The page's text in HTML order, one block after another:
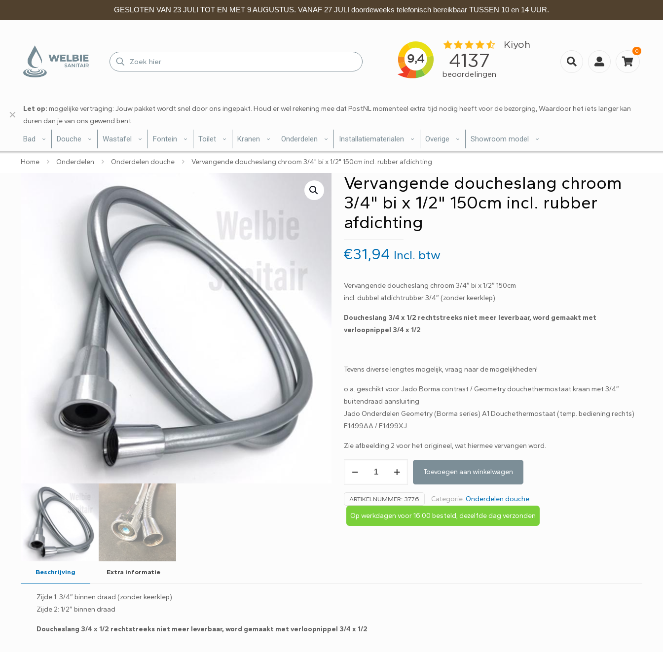
GESLOTEN VAN 23 JULI TOT EN MET 9 AUGUSTUS. VANAF 27 JULI doordeweeks telefonisch bereikbaar TUSSEN 10 en 14 UUR.
0
Let op: mogelijke vertraging: Jouw pakket wordt snel door ons ingepakt. Houd er wel rekening mee dat PostNL momenteel extra tijd nodig heeft voor de bezorging, Waardoor het iets langer kan
duren dan je van ons gewend bent.
✕
Bad Douche Wastafel Fontein Toilet Kranen Onderdelen Installatiematerialen Overige Showroom model
Home Onderdelen Onderdelen douche Vervangende doucheslang chroom 3/4" bi x 1/2" 150cm incl. rubber afdichting
Vervangende doucheslang chroom
3/4" bi x 1/2" 150cm incl. rubber
afdichting
€31,94 Incl. btw
Vervangende doucheslang chroom 3/4″ bi x 1/2″ 150cm
incl. dubbel afdichtrubber 3/4″ (zonder keerklep)
Doucheslang 3/4 x 1/2 rechtstreeks niet meer leverbaar, word gemaakt met
verloopnippel 3/4 x 1/2
Tevens diverse lengtes mogelijk, vraag naar de mogelijkheden!
o.a. geschikt voor Jado Borma contrast / Geometry douchethermostaat kraan met 3/4″
buitendraad aansluiting
Jado Onderdelen Geometry (Borma series) A1 Douchethermostaat (temp. bediening rechts)
F1499AA / F1499XJ
Zie afbeelding 2 voor het origineel, wat hiermee vervangen word.
doucheslang
3/4"
x
Toevoegen aan winkelwagen
ARTIKELNUMMER: 3776 Categorie:Onderdelen douche
Op werkdagen voor 16:00 besteld, dezelfde dag verzonden
Beschrijving Extra informatie
Zijde 1: 3/4″ binnen draad (zonder keerklep)
Zijde 2: 1/2″ binnen draad
Doucheslang 3/4 x 1/2 rechtstreeks niet meer leverbaar, word gemaakt met verloopnippel 3/4 x 1/2